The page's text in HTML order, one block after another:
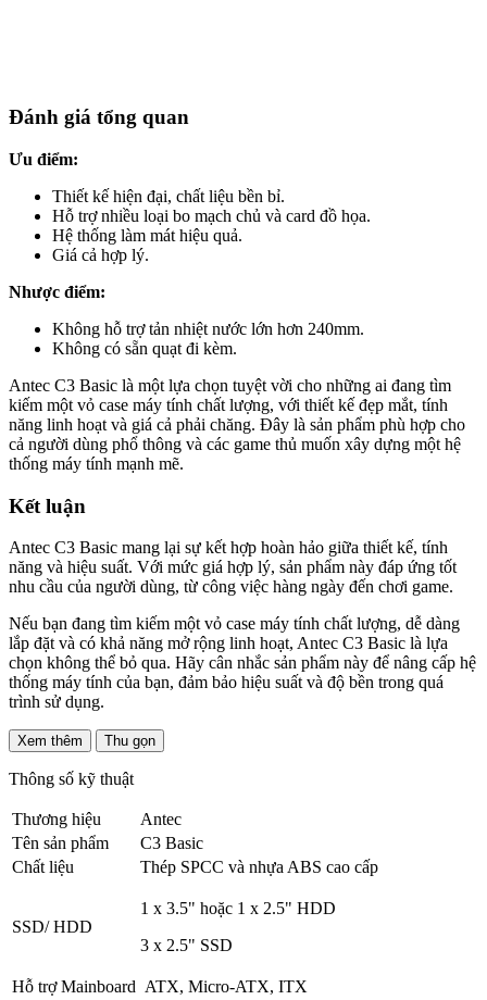
Đánh giá tổng quan
Ưu điểm:
Thiết kế hiện đại, chất liệu bền bỉ.
Hỗ trợ nhiều loại bo mạch chủ và card đồ họa.
Hệ thống làm mát hiệu quả.
Giá cả hợp lý.
Nhược điểm:
Không hỗ trợ tản nhiệt nước lớn hơn 240mm.
Không có sẵn quạt đi kèm.
Antec C3 Basic là một lựa chọn tuyệt vời cho những ai đang tìm
kiếm một vỏ case máy tính chất lượng, với thiết kế đẹp mắt, tính
năng linh hoạt và giá cả phải chăng. Đây là sản phẩm phù hợp cho
cả người dùng phổ thông và các game thủ muốn xây dựng một hệ
thống máy tính mạnh mẽ.
Kết luận
Antec C3 Basic mang lại sự kết hợp hoàn hảo giữa thiết kế, tính
năng và hiệu suất. Với mức giá hợp lý, sản phẩm này đáp ứng tốt
nhu cầu của người dùng, từ công việc hàng ngày đến chơi game.
Nếu bạn đang tìm kiếm một vỏ case máy tính chất lượng, dễ dàng
lắp đặt và có khả năng mở rộng linh hoạt, Antec C3 Basic là lựa
chọn không thể bỏ qua. Hãy cân nhắc sản phẩm này để nâng cấp hệ
thống máy tính của bạn, đảm bảo hiệu suất và độ bền trong quá
trình sử dụng.
Xem thêm Thu gọn
Thông số kỹ thuật
Thương hiệu
Antec
Tên sản phẩm
C3 Basic
Chất liệu
Thép SPCC và nhựa ABS cao cấp
SSD/ HDD
1 x 3.5" hoặc 1 x 2.5" HDD
3 x 2.5" SSD
Hỗ trợ Mainboard ATX, Micro-ATX, ITX